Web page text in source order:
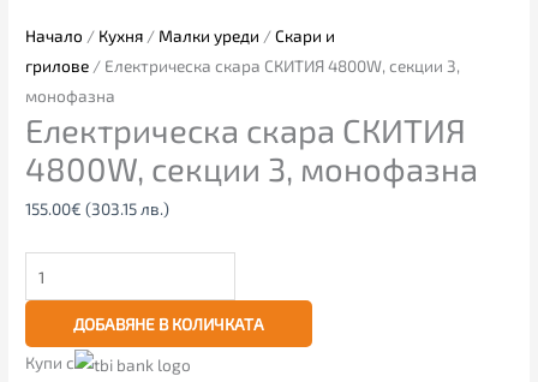
Начало / Кухня / Малки уреди /Скари и
грилове / Електрическа скара СКИТИЯ 4800W, секции 3,
монофазна
Електрическа скара СКИТИЯ
4800W, секции 3, монофазна
155.00€ (303.15 лв.)
ДОБАВЯНЕ В КОЛИЧКАТА
Купи с